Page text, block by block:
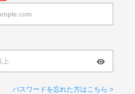
パスワードを忘れた方はこちら >